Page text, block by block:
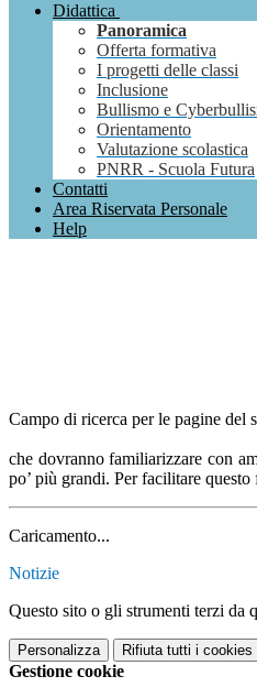
Didattica
Panoramica
Offerta formativa
I progetti delle classi
Inclusione
Bullismo e
Orientamento
Valutazione scolastica
PNRR - Scuola Futura
Contatti
Area Riservata Personale
Help
Campo di ricerca per le pagine del
che dovranno familiarizzare con
po’ più grandi. Per facilitare
Caricamento...
Notizie
Questo sito o gli strumenti terzi da
Personalizza Rifiuta tutti i cookies
Gestione cookie